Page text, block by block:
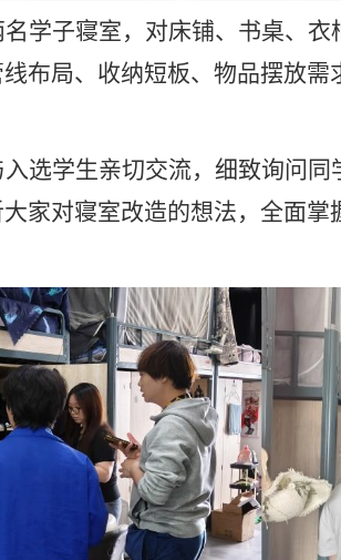
学子寝室，对床铺、书桌、
布局、收纳短板、物品摆放需
选学生亲切交流，细致询问同
家对寝室改造的想法，全面